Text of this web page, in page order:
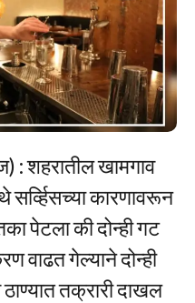
: शहरातील खामगाव
सर्व्हिसच्या कारणावरून
पेटला की दोन्ही गट
वाढत गेल्याने दोन्ही
तक्रारी दाखल